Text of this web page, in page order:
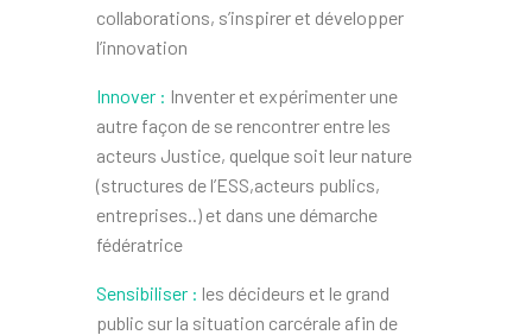
collaborations, s’inspirer et développer
l’innovation
Innover : Inventer et expérimenter une
autre façon de se rencontrer entre les
acteurs Justice, quelque soit leur nature
(structures de l’ESS,acteurs publics,
entreprises..) et dans une démarche
fédératrice
Sensibiliser : les décideurs et le grand
public sur la situation carcérale afin de